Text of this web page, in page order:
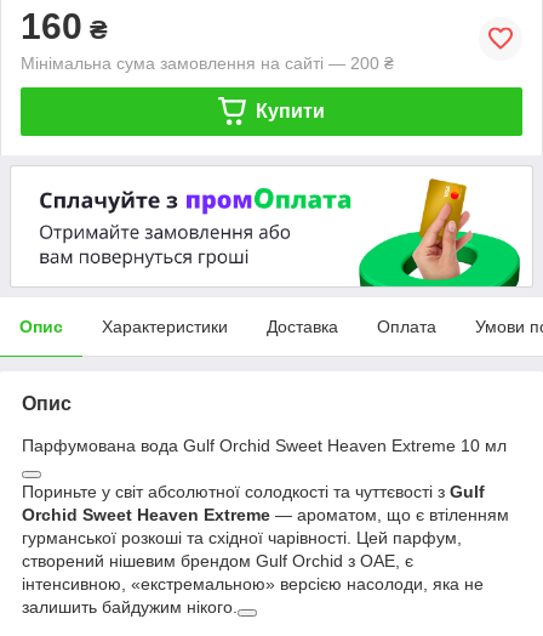
160 ₴
Мінімальна сума замовлення на сайті — 200 ₴
Купити
Опис Характеристики Доставка Оплата Умови
Опис
Парфумована вода Gulf Orchid Sweet Heaven Extreme 10 мл
Пориньте у світ абсолютної солодкості та чуттєвості з Gulf
Orchid Sweet Heaven Extreme — ароматом, що є втіленням
гурманської розкоші та східної чарівності. Цей парфум,
створений нішевим брендом Gulf Orchid з ОАЕ, є
інтенсивною, «екстремальною» версією насолоди, яка не
залишить байдужим нікого.